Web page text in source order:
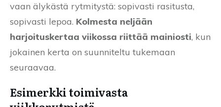
vaan älykästä rytmitystä: sopivasti rasitusta,
sopivasti lepoa. Kolmesta neljään
harjoituskertaa viikossa riittää mainiosti, kun
jokainen kerta on suunniteltu tukemaan
seuraavaa.
Esimerkki toimivasta